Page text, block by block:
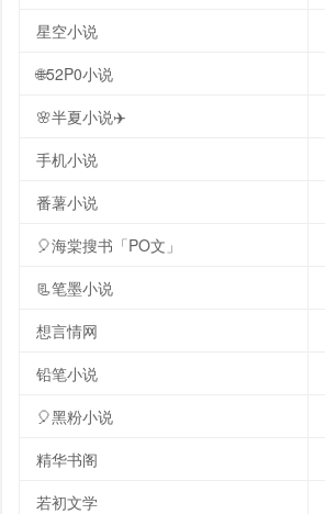
星空小说
🌐52P0小说
🌸半夏小说✈️
手机小说
番薯小说
🎈海棠搜书「PO文」
📃笔墨小说
想言情网
铅笔小说
🎈黑粉小说
精华书阁
若初文学